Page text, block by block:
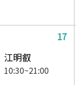
17
江明叡
10:30~21:00